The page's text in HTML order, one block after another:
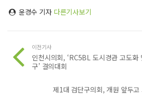
윤경수 기자 다른기사보기
이전기사
인천시의회, ‘RC5BL 도시경관 고도
구’ 결의대회
제1대 검단구의회, 개원 앞두고